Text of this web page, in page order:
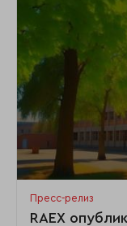
Пресс-релиз
RAEX